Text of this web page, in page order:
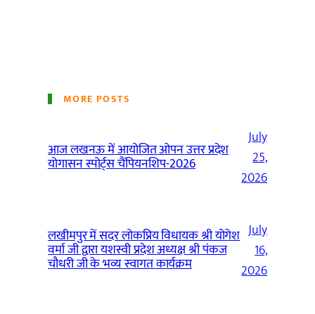
MORE POSTS
आज लखनऊ में आयोजित ओपन उत्तर प्रदेश
योगासन स्पोर्ट्स चैंपियनशिप-2026
July
25,
2026
लखीमपुर में सदर लोकप्रिय विधायक श्री योगेश
वर्मा जी द्वारा यशस्वी प्रदेश अध्यक्ष श्री पंकज
चौधरी जी के भव्य स्वागत कार्यक्रम
July
16,
2026